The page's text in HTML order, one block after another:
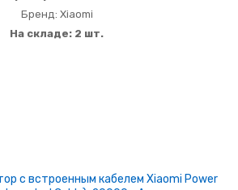
Бренд: Xiaomi
На складе: 2 шт.
с встроенным кабелем Xiaomi Power